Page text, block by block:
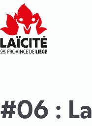
directement
vers
le
contenu
#06 : La